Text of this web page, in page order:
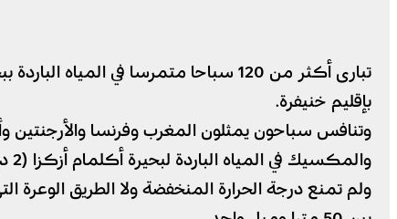
بإقليم خنيفرة.
وتنافس سباحون يمثلون المغرب وفرنسا والأرجنتين
والمكسيك في المياه الباردة لبحيرة أكلمام أزكزا (2 درجة مئوية)، والتي تعتبر قطعة من الجنة في وسط جبال الأطلس المتوسط.
ولم تمنع درجة الحرارة المنخفضة ولا الطريق الوعرة